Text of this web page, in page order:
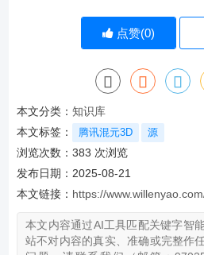
点赞(0)
本文分类： 知识库
本文标签：
腾讯混元3D 源
浏览次数： 383 次浏览
发布日期：2025-08-21
本文链接： https://
本文内容通过AI工具匹配关键字智
站不对内容的真实、准确或完整作